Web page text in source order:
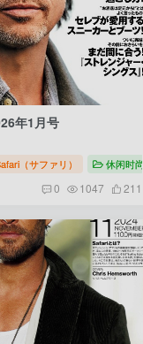
年1月号
（サファリ） 休闲时尚
0 1047 211